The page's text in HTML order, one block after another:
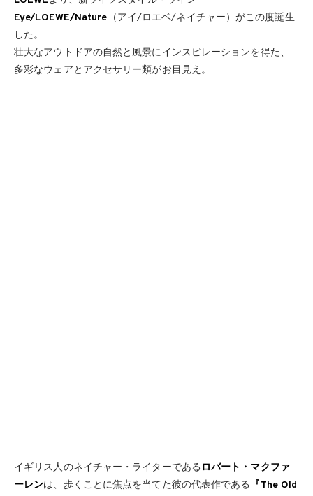
Eye/LOEWE/Nature （アイ/ロエベ/ネイチャー）がこの度誕生
した。
壮大なアウトドアの自然と風景にインスピレーションを得た、
多彩なウェアとアクセサリー類がお目見え。
イギリス人のネイチャー・ライターである ロバート・マクファ
ーレンは、歩くことに焦点を当てた彼の代表作である 『The Old